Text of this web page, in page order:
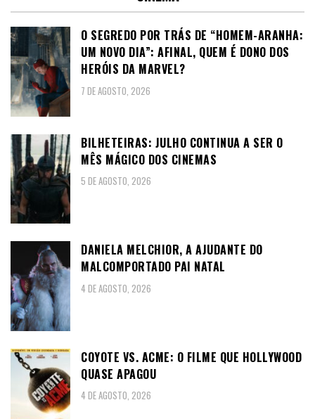
O SEGREDO POR TRÁS DE “HOMEM-ARANHA:
UM NOVO DIA”: AFINAL, QUEM É DONO DOS
HERÓIS DA MARVEL?
7 DE AGOSTO, 2026
BILHETEIRAS: JULHO CONTINUA A SER O
MÊS MÁGICO DOS CINEMAS
5 DE AGOSTO, 2026
DANIELA MELCHIOR, A AJUDANTE DO
MALCOMPORTADO PAI NATAL
4 DE AGOSTO, 2026
COYOTE VS. ACME: O FILME QUE HOLLYWOOD
QUASE APAGOU
4 DE AGOSTO, 2026